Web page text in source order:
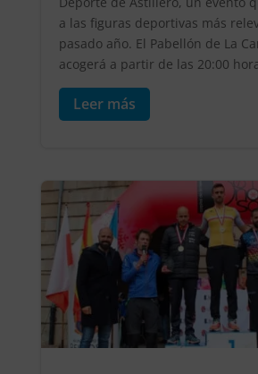
a las figuras deportivas más
pasado año. El Pabellón de La
acogerá a partir de las 20:00
Leer más